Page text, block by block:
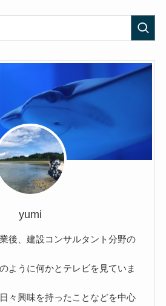
yumi
後、建設コンサルタント分野の
ように何かとテレビを見ていま
々興味を持ったことなどを中心